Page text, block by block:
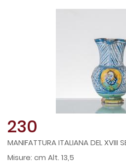
230
MANIFATTURA ITALIANA DEL
cm Alt. 13,5